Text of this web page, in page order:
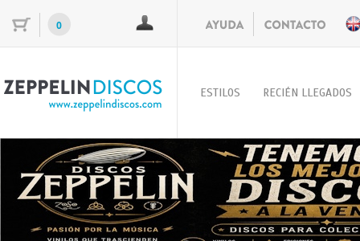
0
ESTILOS RECIÉN LLEGADOS